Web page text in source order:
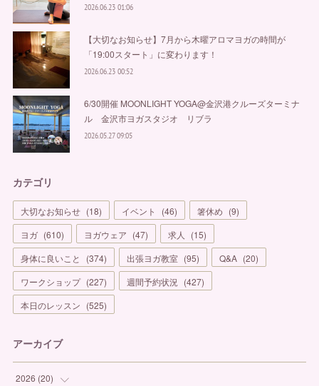
2026.06.23 01:06
【大切なお知らせ】7月から木曜アロマヨガの時間が
「19:00スタート」に変わります！
2026.06.23 00:52
6/30開催 MOONLIGHT YOGA@金沢港クルーズターミナ
ル 金沢市ヨガスタジオ リブラ
2026.05.27 09:05
カテゴリ
大切なお知らせ (18) イベント (46) 箸休め (9)
ヨガ (610) ヨガウェア (47) 求人 (15)
身体に良いこと
(374) 出張ヨガ教室 (95) Q&A (20)
ワークショップ (227) 週間予約状況 (427)
本日のレッスン (525)
アーカイブ
2026 (20)